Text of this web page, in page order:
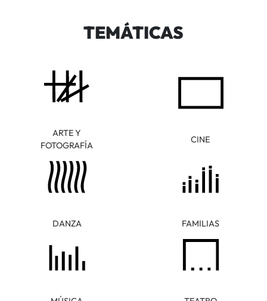
TEMÁTICAS
ARTE Y
FOTOGRAFÍA
CINE
DANZA FAMILIAS